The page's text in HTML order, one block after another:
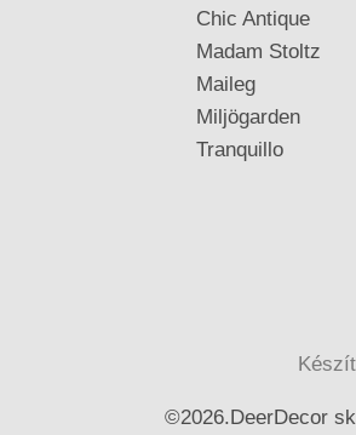
Chic Antique
Madam Stoltz
Maileg
Miljögarden
Tranquillo
©2026. DeerDecor